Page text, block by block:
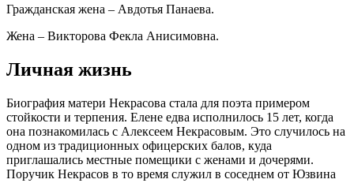
Гражданская жена – Авдотья Панаева.
Жена – Викторова Фекла Анисимовна.
Личная жизнь
Биография матери Некрасова стала для поэта примером
стойкости и терпения. Елене едва исполнилось 15 лет, когда
она познакомилась с Алексеем Некрасовым. Это случилось на
одном из традиционных офицерских балов, куда
приглашались местные помещики с женами и дочерями.
Поручик Некрасов в то время служил в соседнем от Юзвина